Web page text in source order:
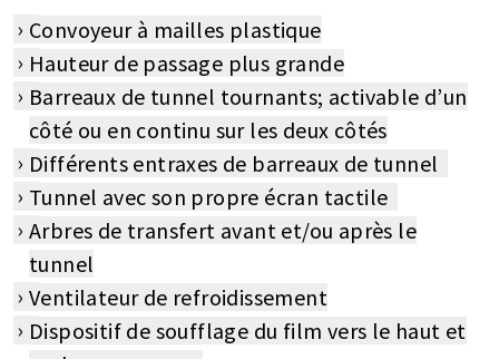
Convoyeur à mailles plastique
Hauteur de passage plus grande
Barreaux de tunnel tournants; activable d’un
côté ou en continu sur les deux côtés
Différents entraxes de barreaux de tunnel
Tunnel avec son propre écran tactile
Arbres de transfert avant et/ou après le
tunnel
Ventilateur de refroidissement
Dispositif de soufflage du film vers le haut et